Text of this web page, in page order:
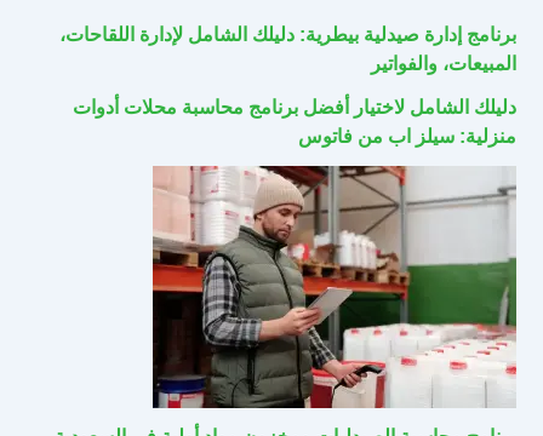
برنامج إدارة صيدلية بيطرية: دليلك الشامل لإدارة اللقاحات،
المبيعات، والفواتير
دليلك الشامل لاختيار أفضل برنامج محاسبة محلات أدوات
منزلية: سيلز اب من فاتوس